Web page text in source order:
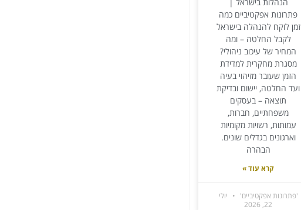
פתרונות אפקטיביים כמה
זמן לוקח להנהלה בישראל
לקבל החלטה – ומה
המחיר של עיכוב ניהולי?
מסגרת מחקרית למדידת
הזמן שעובר מזיהוי בעיה
ועד החלטה, יישום ובדיקת
תוצאה – בעסקים
משפחתיים, חברות,
עמותות, רשויות מקומיות
וארגונים בגדלים שונים.
הבהרה
קרא עוד »
'פתרונות אפקטיביים'
יולי
22, 2026